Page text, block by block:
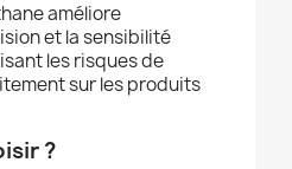
améliore
et la sensibilité
les risques de
sur les produits
?